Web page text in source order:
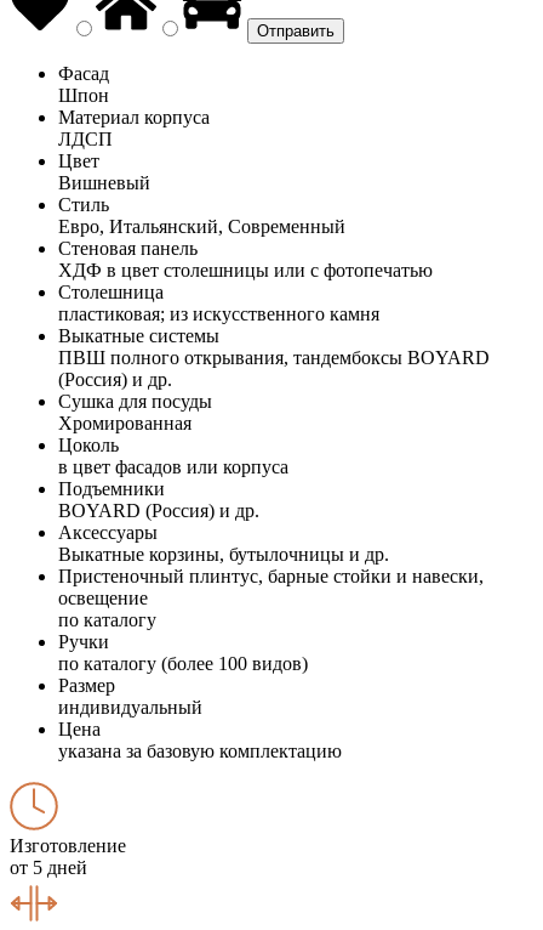
Фасад
Шпон
Материал корпуса
ЛДСП
Цвет
Вишневый
Стиль
Евро, Итальянский, Современный
Стеновая панель
ХДФ в цвет столешницы или с фотопечатью
Столешница
пластиковая; из искусственного камня
Выкатные системы
ПВШ полного открывания, тандембоксы BOYARD
(Россия) и др.
Сушка для посуды
Хромированная
Цоколь
в цвет фасадов или корпуса
Подъемники
BOYARD (Россия) и др.
Аксессуары
Выкатные корзины, бутылочницы и др.
Пристеночный плинтус, барные стойки и навески,
освещение
по каталогу
Ручки
по каталогу (более 100 видов)
Размер
индивидуальный
Цена
указана за базовую комплектацию
Изготовление
от 5 дней